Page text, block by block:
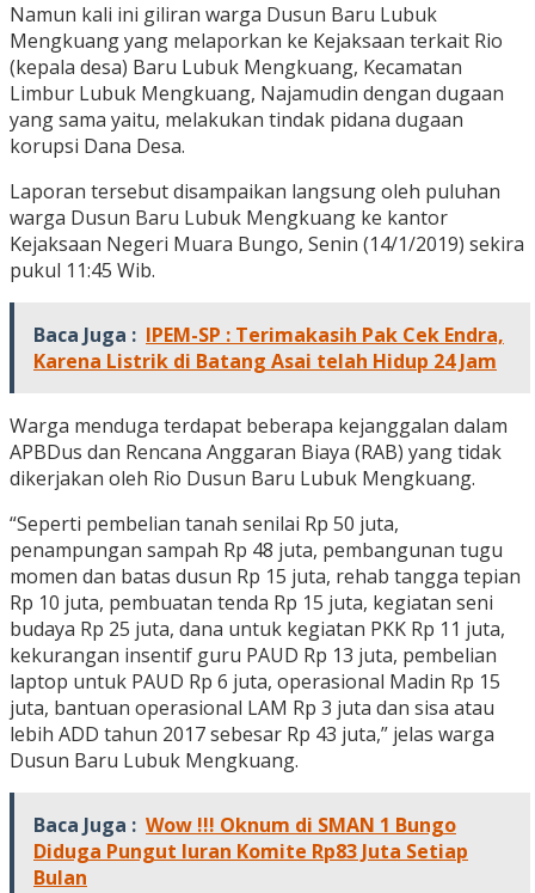
Namun kali ini giliran warga Dusun Baru Lubuk
Mengkuang yang melaporkan ke Kejaksaan terkait Rio
(kepala desa) Baru Lubuk Mengkuang, Kecamatan
Limbur Lubuk Mengkuang, Najamudin dengan dugaan
yang sama yaitu, melakukan tindak pidana dugaan
korupsi Dana Desa.
Laporan tersebut disampaikan langsung oleh puluhan
warga Dusun Baru Lubuk Mengkuang ke kantor
Kejaksaan Negeri Muara Bungo, Senin (14/1/2019) sekira
pukul 11:45 Wib.
Baca Juga : IPEM-SP : Terimakasih Pak Cek Endra,
Karena Listrik di Batang Asai telah Hidup 24 Jam
Warga menduga terdapat beberapa kejanggalan dalam
APBDus dan Rencana Anggaran Biaya (RAB) yang tidak
dikerjakan oleh Rio Dusun Baru Lubuk Mengkuang.
“Seperti pembelian tanah senilai Rp 50 juta,
penampungan sampah Rp 48 juta, pembangunan tugu
momen dan batas dusun Rp 15 juta, rehab tangga tepian
Rp 10 juta, pembuatan tenda Rp 15 juta, kegiatan seni
budaya Rp 25 juta, dana untuk kegiatan PKK Rp 11 juta,
kekurangan insentif guru PAUD Rp 13 juta, pembelian
laptop untuk PAUD Rp 6 juta, operasional Madin Rp 15
juta, bantuan operasional LAM Rp 3 juta dan sisa atau
lebih ADD tahun 2017 sebesar Rp 43 juta,” jelas warga
Dusun Baru Lubuk Mengkuang.
Baca Juga : Wow !!! Oknum di SMAN 1 Bungo
Diduga Pungut Iuran Komite Rp83 Juta Setiap
Bulan